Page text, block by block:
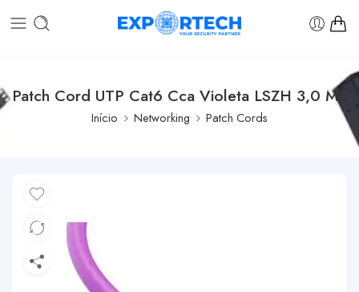
Patch Cord UTP Cat6 Cca Violeta LSZH 3,0 Mt.
Início Networking Patch Cords